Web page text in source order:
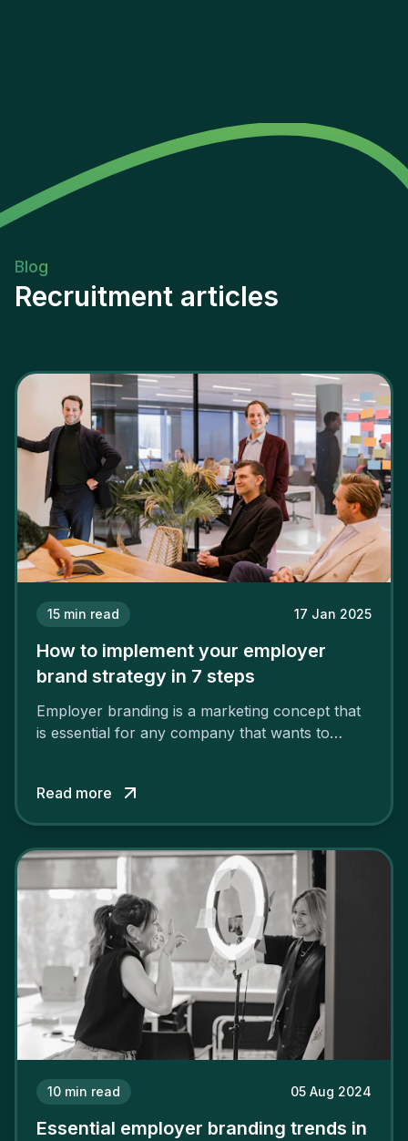
Blog
Recruitment articles
15 min read 17 Jan 2025
How to implement your employer
brand strategy in 7 steps
Employer branding is a marketing concept that
is essential for any company that wants to
solid and positive employer brand are clear, you
cannot simply wave a magic wand for it to be
Read more
10 min read 05 Aug 2024
Essential employer branding trends in